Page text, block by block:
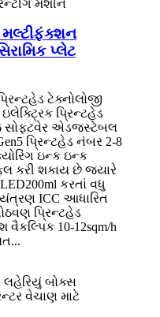
મલ્ટીફંક્શન
પ્લેટ
ટેક્નોલોજી
પ્રિન્ટહેડ
સોફ્ટવેર એડજસ્ટેબલ
પ્રિન્ટહેડ નંબર 2-8
ઇન્ક ઇન્ક
કરી શકાય છે જ્યારે
કરતાં વધુ
ICC આધારિત
પ્રિન્ટહેડ
વૈકલ્પિક 10-12sqm/h